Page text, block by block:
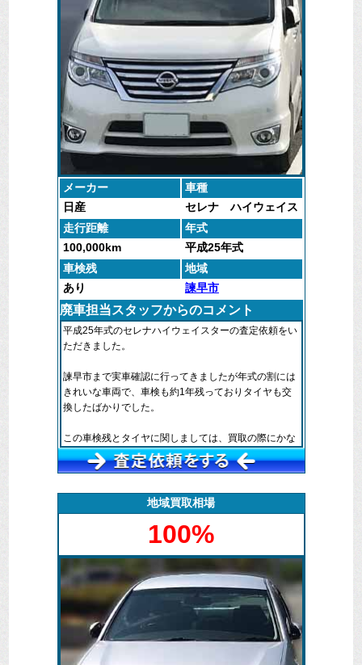
廃車マックス長崎は、廃車処分も中古車査定も無料で
対応いたします。
メーカー
車種
日産
セレナ ハイウェイス
ター
走行距離
年式
100,000km
平成25年式
車検残
地域
あり
諫早市
廃車担当スタッフからのコメント
平成25年式のセレナハイウェイスターの査定依頼をい
ただきました。
諫早市まで実車確認に行ってきましたが年式の割には
きれいな車両で、車検も約1年残っておりタイヤも交
換したばかりでした。
この車検残とタイヤに関しましては、買取の際にかな
り重要項目になってきます。
最近の国産車は10万キロは当たり前で走行できます
し、きちんと整備や車検を受けていれば15万キロくら
いは問題なく走行できることも多いです。
このセレナもあと5万キロくらいは中古車として活躍
できると判断しましたので、他社様より高値で買取り
いたしました。
外観も大事ですが、車内の清潔さも大きく査定を左右
する要素となります。
地域買取相場
100%